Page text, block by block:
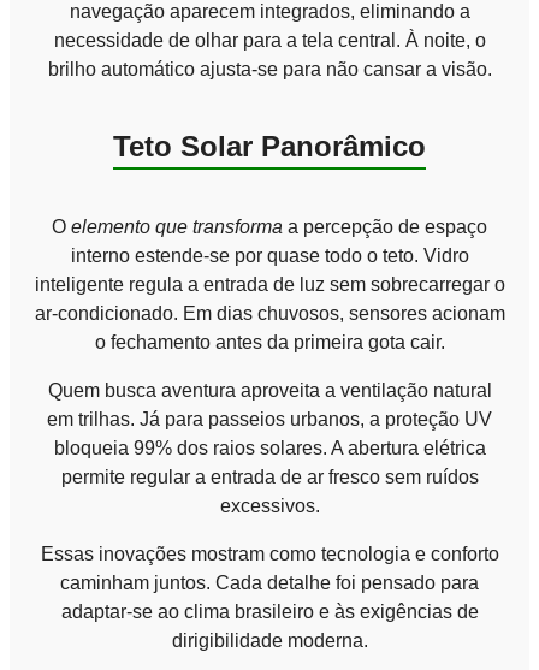
navegação aparecem integrados, eliminando a
necessidade de olhar para a tela central. À noite, o
brilho automático ajusta-se para não cansar a visão.
Teto Solar Panorâmico
O elemento que transforma a percepção de espaço
interno estende-se por quase todo o teto. Vidro
inteligente regula a entrada de luz sem sobrecarregar o
ar-condicionado. Em dias chuvosos, sensores acionam
o fechamento antes da primeira gota cair.
Quem busca aventura aproveita a ventilação natural
em trilhas. Já para passeios urbanos, a proteção UV
bloqueia 99% dos raios solares. A abertura elétrica
permite regular a entrada de ar fresco sem ruídos
excessivos.
Essas inovações mostram como tecnologia e conforto
caminham juntos. Cada detalhe foi pensado para
adaptar-se ao clima brasileiro e às exigências de
dirigibilidade moderna.